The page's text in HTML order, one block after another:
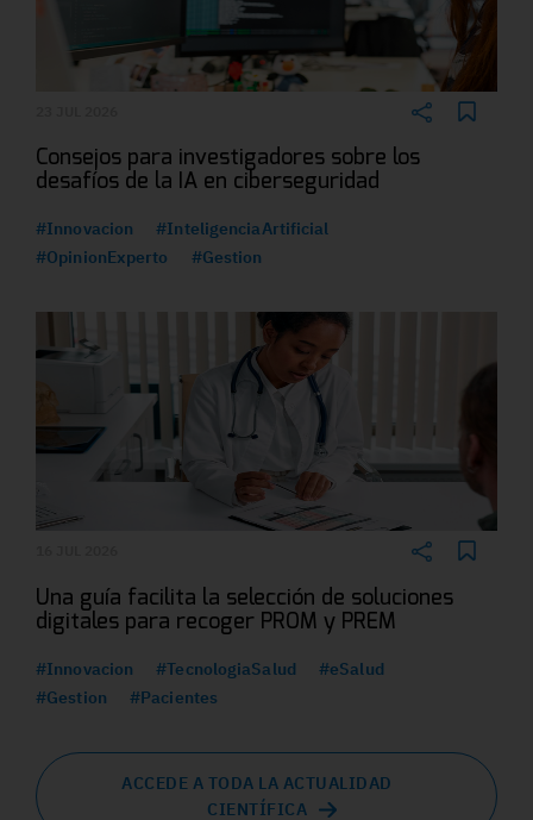
Consejos para investigadores sobre los
desafíos de la IA en ciberseguridad
#Innovacion
#InteligenciaArtificial
#OpinionExperto
#Gestion
Una guía facilita la selección de soluciones
digitales para recoger PROM y PREM
#Innovacion #TecnologiaSalud
#eSalud
#Gestion
#Pacientes
ACCEDE A TODA LA ACTUALIDAD
CIENTÍFICA